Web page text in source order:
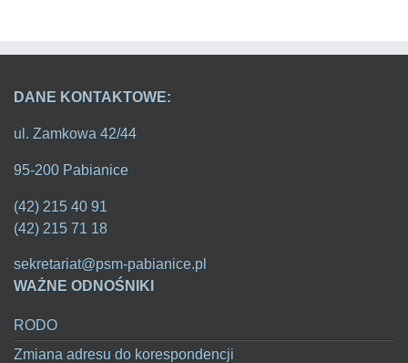
DANE KONTAKTOWE:
ul. Zamkowa 42/44
95-200 Pabianice
(42) 215 40 91
(42) 215 71 18
sekretariat@psm-pabianice.pl
WAŻNE ODNOŚNIKI
RODO
Zmiana adresu do korespondencji